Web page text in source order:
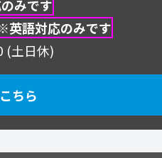
みです
英語対応のみです
(土日休)
ちら